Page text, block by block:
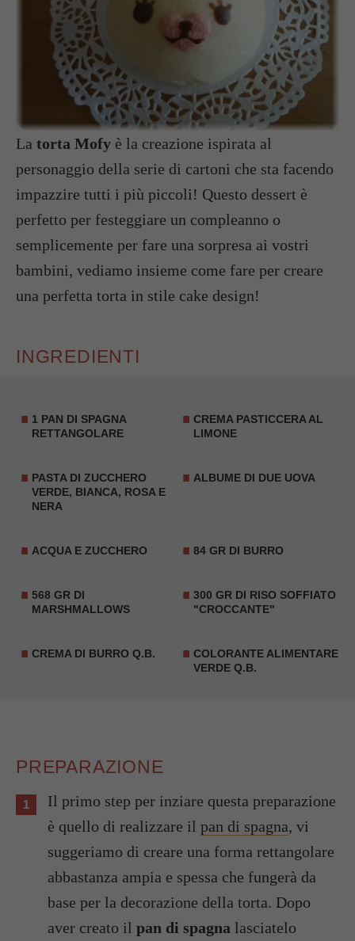
La torta Mofy è la creazione ispirata al
personaggio della serie di cartoni che sta facendo
impazzire tutti i più piccoli! Questo dessert è
perfetto per festeggiare un compleanno o
semplicemente per fare una sorpresa ai vostri
bambini, vediamo insieme come fare per creare
una perfetta torta in stile cake design!
INGREDIENTI
1 PAN DI SPAGNA
RETTANGOLARE
CREMA PASTICCERA AL
LIMONE
PASTA DI ZUCCHERO
VERDE, BIANCA, ROSA E
NERA
ALBUME DI DUE UOVA
ACQUA E ZUCCHERO 84 GR DI BURRO
568 GR DI
MARSHMALLOWS
300 GR DI RISO SOFFIATO
"CROCCANTE"
CREMA DI BURRO Q.B.
COLORANTE ALIMENTARE
VERDE Q.B.
PREPARAZIONE
Il primo step per inziare questa preparazione
è quello di realizzare il pan di spagna, vi
suggeriamo di creare una forma rettangolare
abbastanza ampia e spessa che fungerà da
base per la decorazione della torta. Dopo
aver creato il pan di spagna lasciatelo